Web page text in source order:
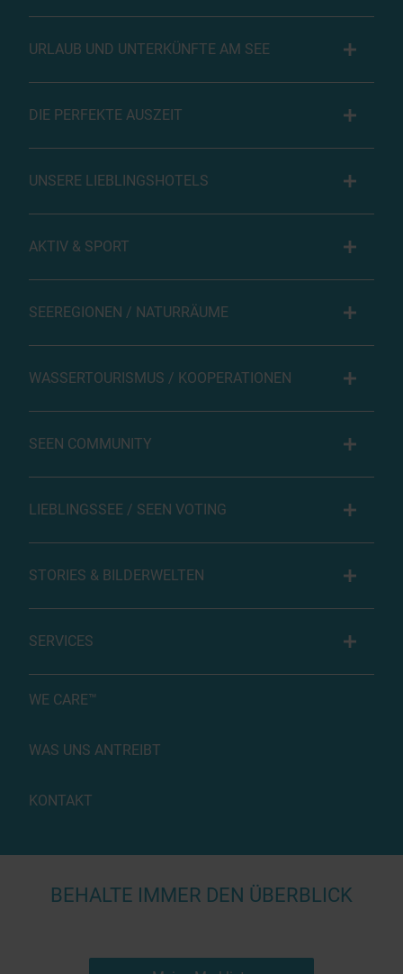
URLAUB UND UNTERKÜNFTE AM SEE
DIE PERFEKTE AUSZEIT
UNSERE LIEBLINGSHOTELS
AKTIV & SPORT
SEEREGIONEN / NATURRÄUME
WASSERTOURISMUS / KOOPERATIONEN
SEEN COMMUNITY
LIEBLINGSSEE / SEEN VOTING
STORIES & BILDERWELTEN
SERVICES
WE CARE™
WAS UNS ANTREIBT
KONTAKT
BEHALTE IMMER DEN ÜBERBLICK